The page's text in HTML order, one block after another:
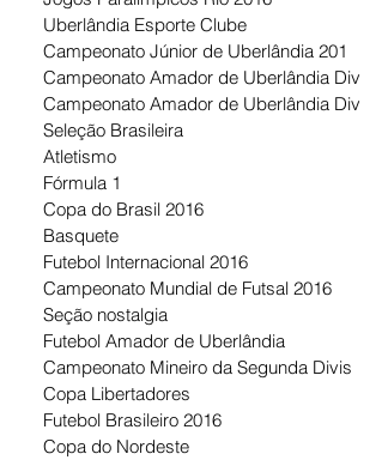
Uberlândia Esporte Clube
Campeonato Júnior de Uberlândia 201
Campeonato Amador de Uberlândia Div
Campeonato Amador de Uberlândia Div
Seleção Brasileira
Atletismo
Fórmula 1
Copa do Brasil 2016
Basquete
Futebol Internacional 2016
Campeonato Mundial de Futsal 2016
Seção nostalgia
Futebol Amador de Uberlândia
Campeonato Mineiro da Segunda Divis
Copa Libertadores
Futebol Brasileiro 2016
Copa do Nordeste